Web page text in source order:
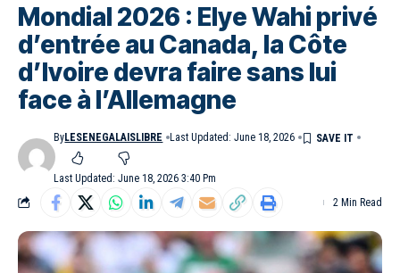
Mondial 2026 : Elye Wahi privé
d’entrée au Canada, la Côte
d’Ivoire devra faire sans lui
face à l’Allemagne
Last Updated: June 18, 2026 3:40 Pm
ByLESENEGALAISLIBRE Last Updated: June 18, 2026
2 Min Read